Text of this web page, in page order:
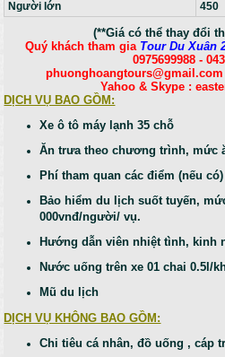
Người lớn 450
(**Giá có thể thay đổi
Quý khách tham gia Tour Du Xuân
0975699988 -
Yahoo & Skype :
DỊCH VỤ BAO GỒM:
Xe ô tô máy lạnh 35 chỗ
Ăn trưa theo chương trình, mức
Phí tham quan các điểm (nếu có)
Bảo hiểm du lịch suốt tuyến,
000vnđ/người/ vụ.
Hướng dẫn viên nhiệt tình, kinh
Nước uống trên xe 01 chai 0.5l/
Mũ du lịch
DỊCH VỤ KHÔNG BAO GỒM:
Chi tiêu cá nhân, đồ uống , cáp